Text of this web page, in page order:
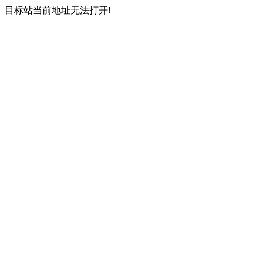
目标站当前地址无法打开!